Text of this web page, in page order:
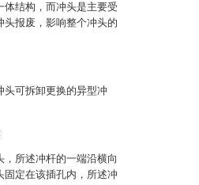
结构，而冲头是主要受
头报废，影响整个冲头的
头可拆卸更换的异型冲
所述冲杆的一端沿横向
定在该插孔内，所述冲